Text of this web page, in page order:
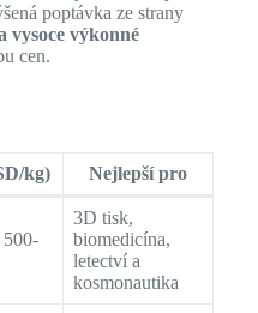
poptávka ze strany
vysoce výkonné
cen.
kg) Nejlepší pro
500-
3D tisk,
biomedicína,
letectví a
kosmonautika